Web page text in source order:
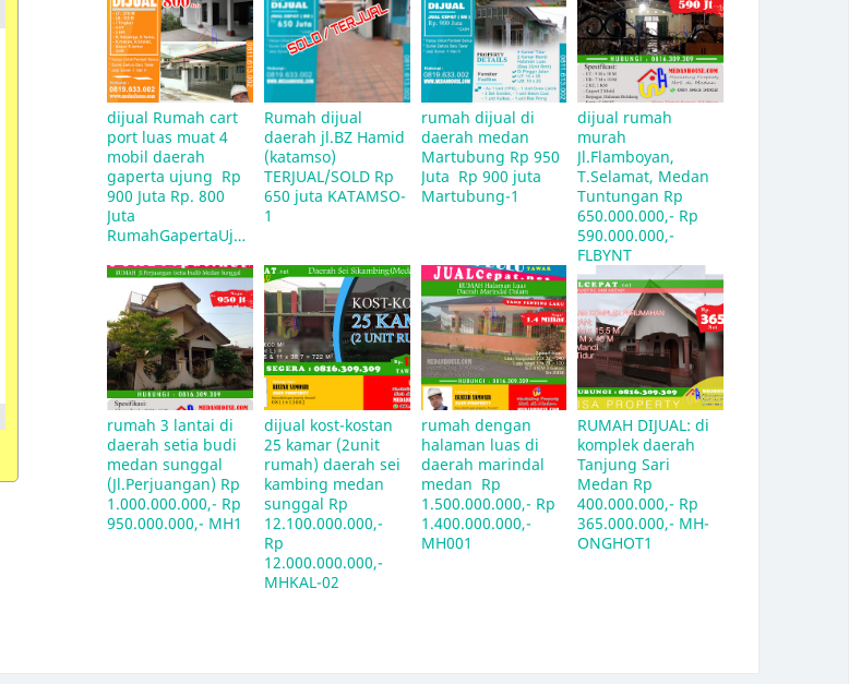
dijual Rumah cart
port luas muat 4
mobil daerah
gaperta ujung  Rp
900 Juta Rp. 800
Juta
RumahGapertaUjung
Rumah dijual
daerah jl.BZ Hamid
(katamso)
TERJUAL/SOLD Rp
650 juta KATAMSO-
1
rumah dijual di
daerah medan
Martubung Rp 950
Juta  Rp 900 juta
Martubung-1
dijual rumah
murah
Jl.Flamboyan,
T.Selamat, Medan
Tuntungan Rp
650.000.000,- Rp
590.000.000,-
FLBYNT
rumah 3 lantai di
daerah setia budi
medan sunggal
(Jl.Perjuangan) Rp
1.000.000.000,- Rp
950.000.000,- MH1
dijual kost-kostan
25 kamar (2unit
rumah) daerah sei
kambing medan
sunggal Rp
12.100.000.000,-
Rp
12.000.000.000,-
MHKAL-02
rumah dengan
halaman luas di
daerah marindal
medan  Rp
1.500.000.000,- Rp
1.400.000.000,-
MH001
RUMAH DIJUAL: di
komplek daerah
Tanjung Sari
Medan Rp
400.000.000,- Rp
365.000.000,- MH-
ONGHOT1